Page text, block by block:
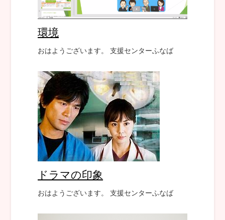
環境
おはようございます。 支援センターふなば
ドラマの印象
おはようございます。 支援センターふなば